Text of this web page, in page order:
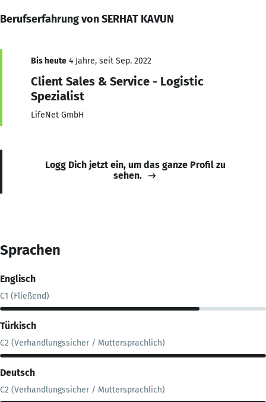
Berufserfahrung von SERHAT KAVUN
Bis heute 4 Jahre, seit Sep. 2022
Client Sales & Service - Logistic
Spezialist
LifeNet GmbH
Logg Dich jetzt ein, um das ganze Profil zu
sehen.
Sprachen
Englisch
C1 (Fließend)
Türkisch
C2 (Verhandlungssicher / Muttersprachlich)
Deutsch
C2 (Verhandlungssicher / Muttersprachlich)